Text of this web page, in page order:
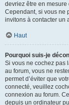
devriez être en
Cependant, si vous ne
invitons à contacter un
Haut
Pourquoi suis-je
Si vous ne cochez pas
au forum, vous ne
permet d’éviter que
connecté, veuillez
connexion au forum.
depuis un ordinateur